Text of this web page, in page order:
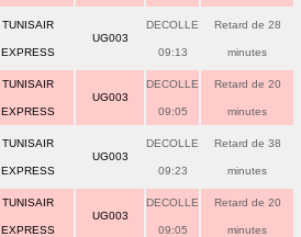
TUNISAIR
EXPRESS
UG003
DECOLLE
09:13
Retard de 28
minutes
TUNISAIR
EXPRESS
UG003
DECOLLE
09:05
Retard de 20
minutes
TUNISAIR
EXPRESS
UG003
DECOLLE
09:23
Retard de 38
minutes
TUNISAIR
EXPRESS
UG003
DECOLLE
09:05
Retard de 20
minutes